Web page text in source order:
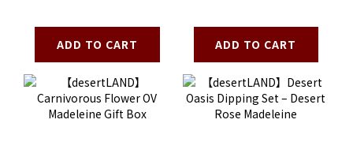
ADD TO CART ADD TO CART